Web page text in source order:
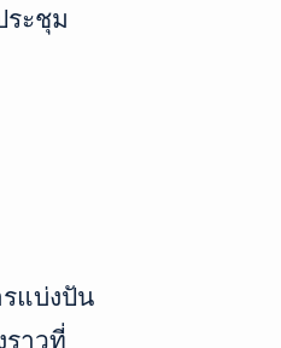
ระชุม
แบ่งปัน
าวที่